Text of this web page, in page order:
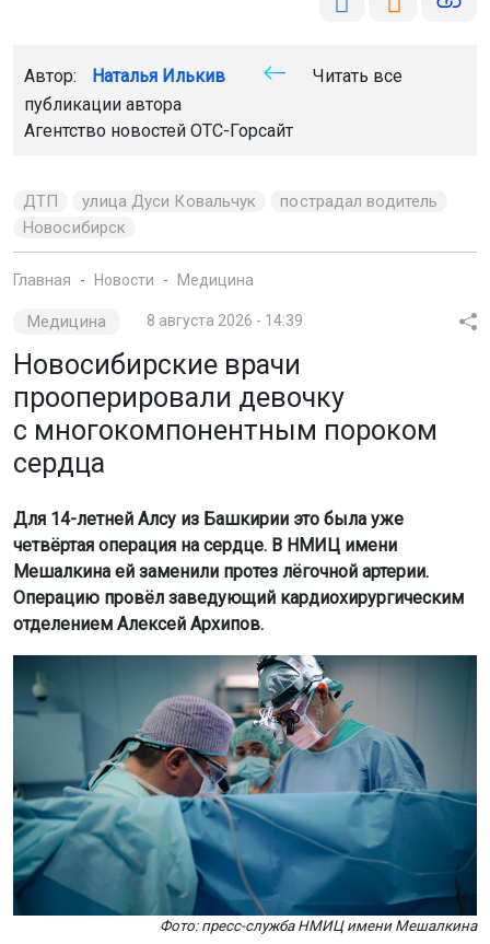
Автор: Наталья Илькив
Читать все
публикации автора
Агентство новостей ОТС-Горсайт
ДТП улица Дуси Ковальчук
пострадал водитель
Новосибирск
Главная Новости Медицина
Медицина 8 августа 2026 - 14:39
Новосибирские врачи
прооперировали девочку
с многокомпонентным пороком
сердца
Для 14-летней Алсу из Башкирии это была уже
четвёртая операция на сердце. В НМИЦ имени
Мешалкина ей заменили протез лёгочной артерии.
Операцию провёл заведующий кардиохирургическим
отделением Алексей Архипов.
Фото: пресс-служба НМИЦ имени Мешалкина